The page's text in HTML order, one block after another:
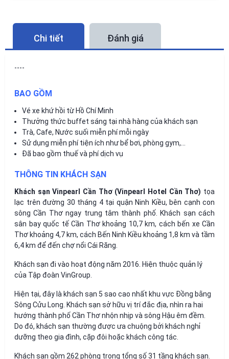
Chi tiết Đánh giá
----
BAO GỒM
Vé xe khứ hồi từ Hồ Chí Minh
Thưởng thức buffet sáng tại nhà hàng của khách sạn
Trà, Cafe, Nước suối miễn phí mỗi ngày
Sử dụng miễn phí tiện ích như bể bơi, phòng gym,…
Đã bao gồm thuế và phí dịch vụ
THÔNG TIN KHÁCH SẠN
Khách sạn Vinpearl Cần Thơ (Vinpearl Hotel Cần Thơ) tọa
lạc trên đường 30 tháng 4 tại quận Ninh Kiều, bên cạnh con
sông Cần Thơ ngay trung tâm thành phố. Khách sạn cách
sân bay quốc tế Cần Thơ khoảng 10,7 km, cách bến xe Cần
Thơ khoảng 4,7 km, cách Bến Ninh Kiều khoảng 1,8 km và tầm
6,4 km để đến chợ nổi Cái Răng.
Khách sạn đi vào hoạt động năm 2016. Hiện thuộc quản lý
của Tập đoàn VinGroup.
Hiện tại, đây là khách sạn 5 sao cao nhất khu vực Đồng bằng
Sông Cửu Long. Khách sạn sở hữu vị trí đắc địa, nhìn ra hai
hướng thành phố Cần Thơ nhộn nhịp và sông Hậu êm đềm.
Do đó, khách sạn thường được ưa chuộng bởi khách nghỉ
dưỡng theo gia đình, cặp đôi hoặc khách công tác.
Khách sạn gồm 262 phòng trong tổng số 31 tầng khách sạn.